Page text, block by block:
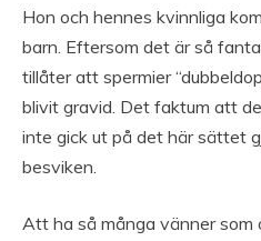
Hon och hennes kvinnliga
barn. Eftersom det är så
tillåter att spermier
blivit gravid. Det faktum att
inte gick ut på det här sättet
besviken.
Att ha så många vänner